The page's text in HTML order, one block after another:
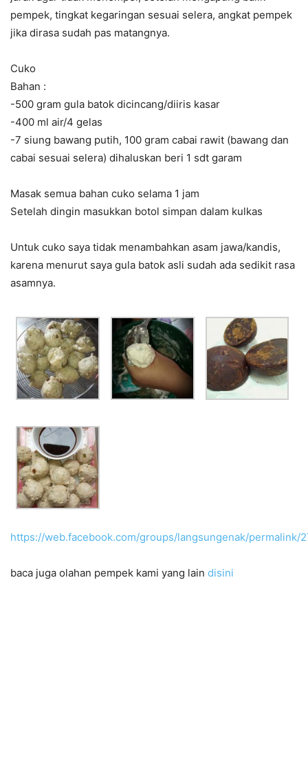
pempek, tingkat kegaringan sesuai selera, angkat pempek
jika dirasa sudah pas matangnya.
Cuko
Bahan :
-500 gram gula batok dicincang/diiris kasar
-400 ml air/4 gelas
-7 siung bawang putih, 100 gram cabai rawit (bawang dan
cabai sesuai selera) dihaluskan beri 1 sdt garam
Masak semua bahan cuko selama 1 jam
Setelah dingin masukkan botol simpan dalam kulkas
Untuk cuko saya tidak menambahkan asam jawa/kandis,
karena menurut saya gula batok asli sudah ada sedikit rasa
asamnya.
https://web.facebook.com/groups/langsungenak/permalink/
baca juga olahan pempek kami yang lain disini